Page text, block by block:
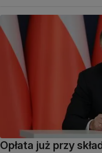
Opłata już przy